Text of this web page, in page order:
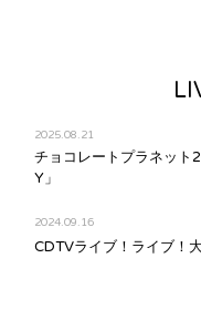
2025.08.21
チョコレートプラネット
Y」
2024.09.16
CDTVライブ！ライブ！